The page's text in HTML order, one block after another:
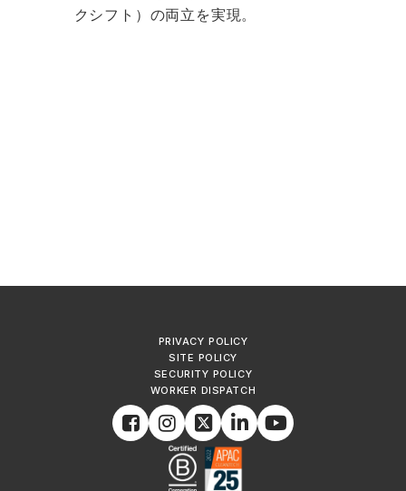
クシフト）の両立を実現。
PRIVACY POLICY
SITE POLICY
SECURITY POLICY
WORKER DISPATCH